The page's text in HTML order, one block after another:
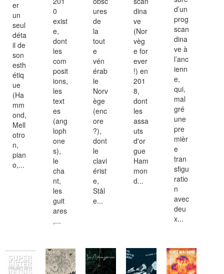
er
un
seul
déta
il de
son
esth
étiq
ue
(Ha
mm
ond,
Mell
otro
n,
pian
o,...
0
exist
e,
dont
les
com
posit
ions,
les
text
es
(ang
loph
one
s),
le
cha
nt,
les
guit
ares
,...
ures
de
la
tout
e
vén
érab
le
Norv
ège
(enc
ore
?),
dont
le
clavi
érist
e,
Stål
e...
dina
ve
(Nor
vèg
e for
ever
!) en
201
8,
dont
les
assa
uts
d'or
gue
Ham
mon
d...
d’un
prog
scan
dina
ve à
l’anc
ienn
e,
qui,
mal
gré
une
pre
mièr
e
tran
sfigu
ratio
n
avec
deu
x...